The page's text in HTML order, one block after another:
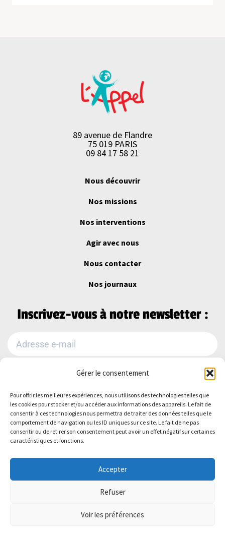
Gérer le consentement
Pour offrir les meilleures expériences, nous utilisons des technologies telles que
les cookies pour stocker et/ou accéder aux informations des appareils. Le fait de
consentir à ces technologies nous permettra de traiter des données telles que le
comportement de navigation ou les ID uniques sur ce site. Le fait de ne pas
consentir ou de retirer son consentement peut avoir un effet négatif sur certaines
caractéristiques et fonctions.
Accepter
Refuser
Voir les préférences
89 avenue de Flandre
75 019 PARIS
09 84 17 58 21
Nous découvrir
Nos missions
Nos interventions
Agir avec nous
Nous contacter
Nos journaux
Inscrivez-vous à notre newsletter :
Je m'abonne
Alternative:
Suivez-nous sur :
légales–Plan du site